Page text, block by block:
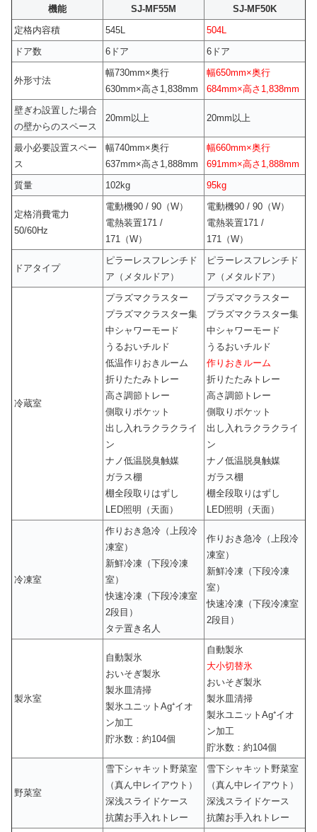
機能 SJ-MF55M
SJ-MF50K
定格内容積
545L
504L
ドア数
6ドア 6ドア
外形寸法
幅730mm×奥行
630mm×高さ1,838mm
幅650mm×奥行
684mm×高さ1,838mm
壁ぎわ設置した場合
の壁からのスペース
20mm以上 20mm以上
最小必要設置スペー
ス
幅740mm×奥行
637mm×高さ1,888mm
幅660mm×奥行
691mm×高さ1,888mm
質量
102kg 95kg
定格消費電力
50/60Hz
電動機90 / 90（W）
電熱装置171 /
171（W）
電動機90 / 90（W）
電熱装置171 /
171（W）
ドアタイプ
ピラーレスフレンチド
ア（メタルドア）
ピラーレスフレンチド
ア（メタルドア）
冷蔵室
プラズマクラスター
プラズマクラスター集
中シャワーモード
うるおいチルド
低温作りおきルーム
折りたたみトレー
高さ調節トレー
側取りポケット
出し入れラクラクライ
ン
ナノ低温脱臭触媒
ガラス棚
棚全段取りはずし
LED照明（天面）
プラズマクラスター
プラズマクラスター集
中シャワーモード
うるおいチルド
作りおきルーム
折りたたみトレー
高さ調節トレー
側取りポケット
出し入れラクラクライ
ン
ナノ低温脱臭触媒
ガラス棚
棚全段取りはずし
LED照明（天面）
冷凍室
作りおき急冷（上段冷
凍室）
新鮮冷凍（下段冷凍
室）
快速冷凍（下段冷凍室
2段目）
タテ置き名人
作りおき急冷（上段冷
凍室）
新鮮冷凍（下段冷凍
室）
快速冷凍（下段冷凍室
2段目）
製氷室
自動製氷
おいそぎ製氷
製氷皿清掃
製氷ユニットAg⁺イオ
ン加工
貯氷数：約104個
自動製氷
大小切替氷
おいそぎ製氷
製氷皿清掃
製氷ユニットAg⁺イオ
ン加工
貯氷数：約104個
野菜室
雪下シャキット野菜室
（真ん中レイアウト）
深浅スライドケース
抗菌お手入れトレー
雪下シャキット野菜室
（真ん中レイアウト）
深浅スライドケース
抗菌お手入れトレー